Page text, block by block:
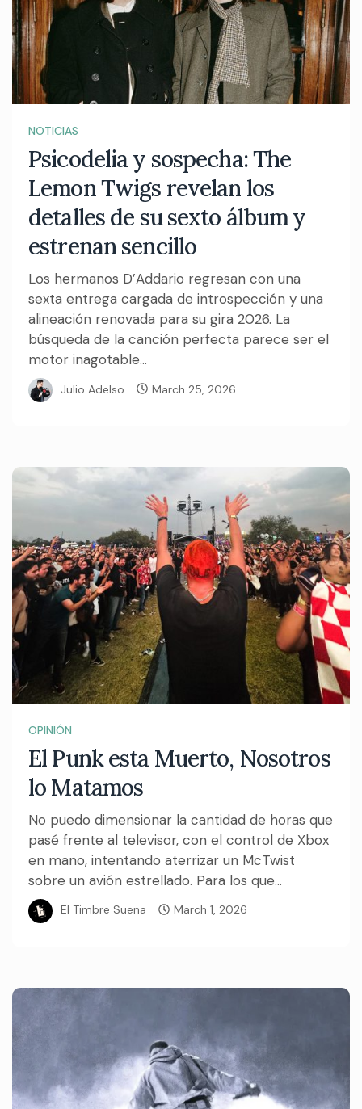
NOTICIAS
Psicodelia y sospecha: The
Lemon Twigs revelan los
detalles de su sexto álbum y
estrenan sencillo
Los hermanos D’Addario regresan con una
sexta entrega cargada de introspección y una
alineación renovada para su gira 2026. La
búsqueda de la canción perfecta parece ser el
motor inagotable...
Julio Adelso March 25, 2026
OPINIÓN
El Punk esta Muerto, Nosotros
lo Matamos
No puedo dimensionar la cantidad de horas que
pasé frente al televisor, con el control de Xbox
en mano, intentando aterrizar un McTwist
sobre un avión estrellado. Para los que...
El Timbre Suena March 1, 2026